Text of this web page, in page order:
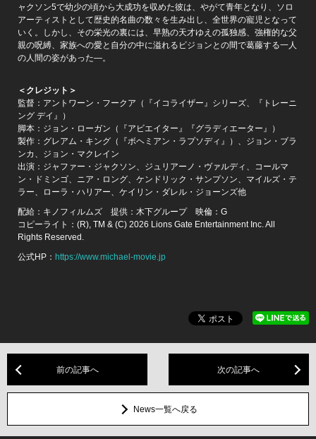
ャクソン5で幼少の頃から大成功を収めた彼は、やがて青年となり、ソロ
アーティストとして歴史的名曲の数々を生み出し、全世界の寵児となって
いく。しかし、その栄光の裏には、早熟の天才ゆえの孤独感、強権的な父
親の呪縛、家族への愛と自分の中に溢れるビジョンとの間で葛藤する一人
の人間の姿があった―。
＜クレジット＞
監督：アントワーン・フークア（『イコライザー』シリーズ、『トレーニ
ング デイ』）
脚本：ジョン・ローガン（『アビエイター』『グラディエーター』）
製作：グレアム・キング（『ボヘミアン・ラプソディ』）、ジョン・ブラ
ンカ、ジョン・マクレイン
出演：ジャファー・ジャクソン、ジュリアーノ・ヴァルディ、コールマ
ン・ドミンゴ、ニア・ロング、ケンドリック・サンプソン、マイルズ・テ
ラー、ローラ・ハリアー、ケイリン・ダレル・ジョーンズ他
配給：キノフィルムズ 提供：木下グループ 映倫：G
コピーライト：(R), TM & (C) 2026 Lions Gate Entertainment Inc. All
Rights Reserved.
公式HP： https://www.michael-movie.jp
前の記事へ 次の記事へ
News一覧へ戻る